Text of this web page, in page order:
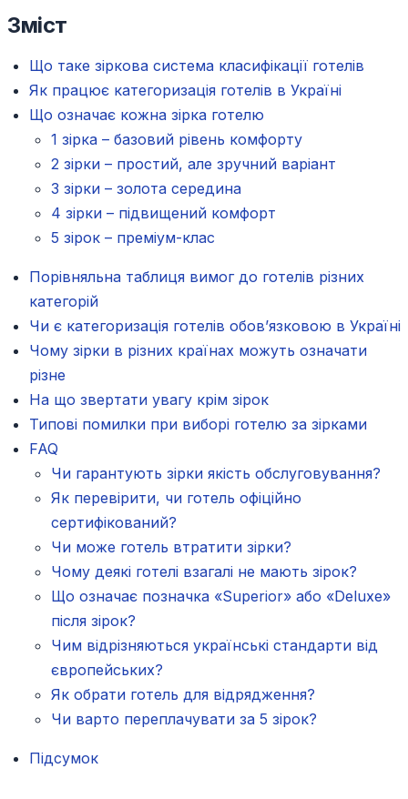
Зміст
Що таке зіркова система класифікації готелів
Як працює категоризація готелів в Україні
Що означає кожна зірка готелю
1 зірка – базовий рівень комфорту
2 зірки – простий, але зручний варіант
3 зірки – золота середина
4 зірки – підвищений комфорт
5 зірок – преміум-клас
Порівняльна таблиця вимог до готелів різних
категорій
Чи є категоризація готелів обов’язковою в Україні
Чому зірки в різних країнах можуть означати
різне
На що звертати увагу крім зірок
Типові помилки при виборі готелю за зірками
FAQ
Чи гарантують зірки якість обслуговування?
Як перевірити, чи готель офіційно
сертифікований?
Чи може готель втратити зірки?
Чому деякі готелі взагалі не мають зірок?
Що означає позначка «Superior» або «Deluxe»
після зірок?
Чим відрізняються українські стандарти від
європейських?
Як обрати готель для відрядження?
Чи варто переплачувати за 5 зірок?
Підсумок